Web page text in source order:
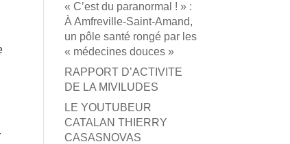
« C’est du paranormal ! » :
À Amfreville-Saint-Amand,
un pôle santé rongé par les
« médecines douces »
RAPPORT D’ACTIVITE
DE LA MIVILUDES
LE YOUTUBEUR
CATALAN THIERRY
CASASNOVAS